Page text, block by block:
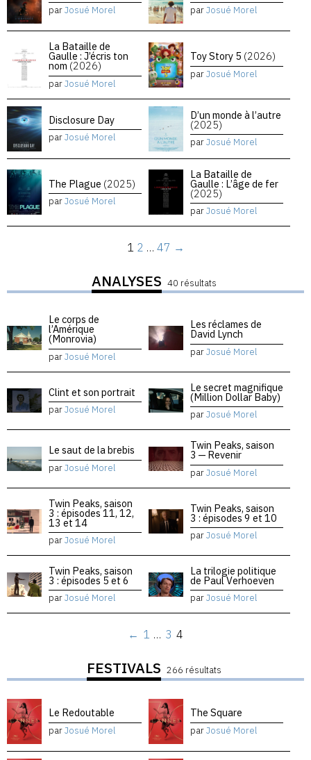
parJosué Morel parJosué Morel
La Bataille de
Gaulle : J’écris ton
nom (2026)
parJosué Morel
Toy Story 5 (2026)
parJosué Morel
Disclosure Day
parJosué Morel
D’un monde à l’autre
(2025)
parJosué Morel
The Plague (2025)
parJosué Morel
La Bataille de
Gaulle : L’âge de fer
(2025)
parJosué Morel
1 2 … 47 →
ANALYSES 40 résultats
Le corps de
l’Amérique
(Monrovia)
parJosué Morel
Les réclames de
David Lynch
parJosué Morel
Clint et son portrait
parJosué Morel
Le secret magnifique
(Million Dollar Baby)
parJosué Morel
Le saut de la brebis
parJosué Morel
Twin Peaks, saison
3 — Revenir
parJosué Morel
Twin Peaks, saison
3 : épisodes 11, 12,
13 et 14
parJosué Morel
Twin Peaks, saison
3 : épisodes 9 et 10
parJosué Morel
Twin Peaks, saison
3 : épisodes 5 et 6
parJosué Morel
La trilogie politique
de Paul Verhoeven
parJosué Morel
← 1 … 3 4
FESTIVALS 266 résultats
Le Redoutable
parJosué Morel
The Square
parJosué Morel